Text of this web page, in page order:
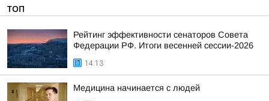
ТОП
Рейтинг эффективности сенаторов Совета
Федерации РФ. Итоги весенней сессии-2026
14:13
Медицина начинается с людей